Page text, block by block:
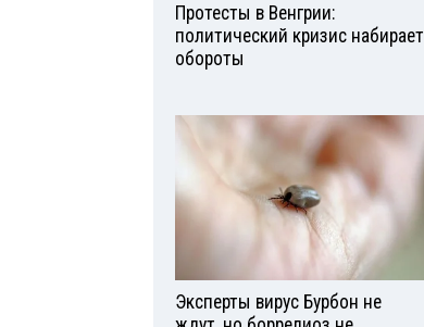
Протесты в Венгрии:
политический кризис набирает
обороты
Эксперты вирус Бурбон не